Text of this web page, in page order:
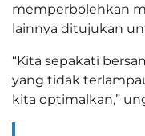
memperbolehkan
lainnya ditujukan
“Kita sepakati
yang tidak
kita optimalkan,”